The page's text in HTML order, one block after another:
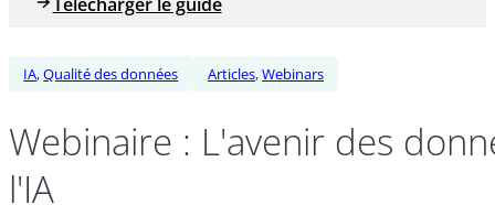
IA,Qualité des données Articles,Webinars
Webinaire : L'avenir des
l'IA